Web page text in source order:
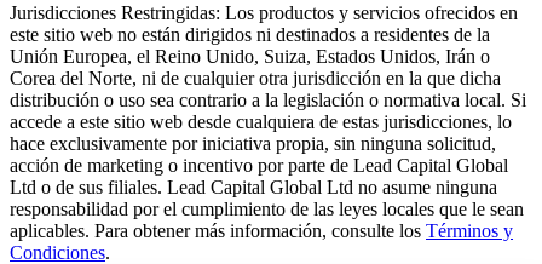
Jurisdicciones Restringidas: Los productos y servicios ofrecidos en
este sitio web no están dirigidos ni destinados a residentes de la
Unión Europea, el Reino Unido, Suiza, Estados Unidos, Irán o
Corea del Norte, ni de cualquier otra jurisdicción en la que dicha
distribución o uso sea contrario a la legislación o normativa local. Si
accede a este sitio web desde cualquiera de estas jurisdicciones, lo
hace exclusivamente por iniciativa propia, sin ninguna solicitud,
acción de marketing o incentivo por parte de Lead Capital Global
Ltd o de sus filiales. Lead Capital Global Ltd no asume ninguna
responsabilidad por el cumplimiento de las leyes locales que le sean
aplicables. Para obtener más información, consulte los Términos y
Condiciones.